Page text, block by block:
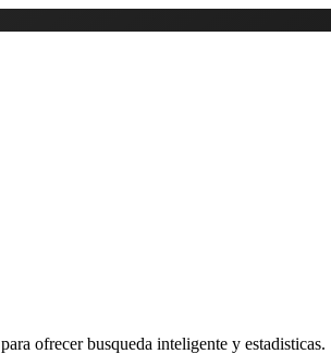
para ofrecer busqueda inteligente y estadisticas.